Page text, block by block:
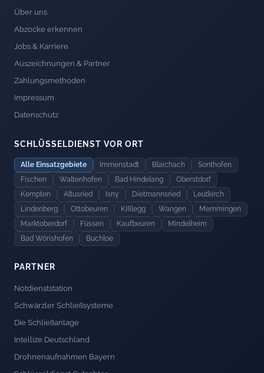
Über uns
Abzocke erkennen
Jobs & Karriere
Auszeichnungen & Partner
Zahlungsmethoden
Impressum
Datenschutz
SCHLÜSSELDIENST VOR ORT
Alle Einsatzgebiete Immenstadt Blaichach
Sonthofen
Fischen
Waltenhofen Bad Hindelang
Oberstdorf
Kempten
Altusried Isny Dietmannsried
Leutkirch
Lindenberg
Ottobeuren Kißlegg Wangen
Memmingen
Marktoberdorf
Füssen Kaufbeuren
Mindelheim
Bad Wörishofen
Buchloe
PARTNER
Notdienststation
Schwärzler Schließsysteme
Die Schließanlage
Intellize Deutschland
Drohnenaufnahmen Bayern